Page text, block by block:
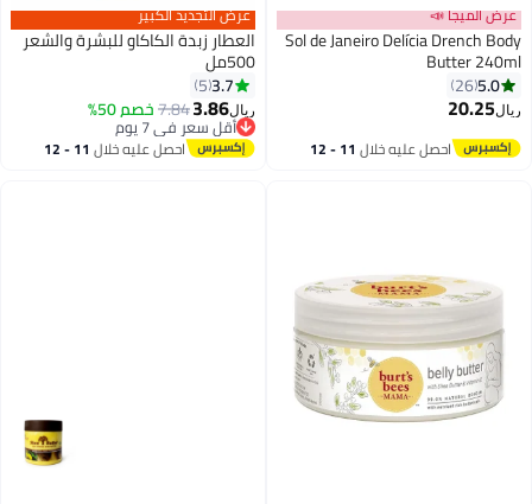
عرض الميجا 📣
Sol de Janeiro Delícia Drench Body
Butter 240ml
5.0
26
ريال20.25
احصل عليه خلال 11 - 12
عرض التجديد الكبير
العطار زبدة الكاكاو للبشرة والشعر
500مل
3.7
5
ريال3.86
7.84خصم 50%
أقل سعر في 7 يوم
أقل سعر في 7 يوماحصل عليه خلال 11 - 12